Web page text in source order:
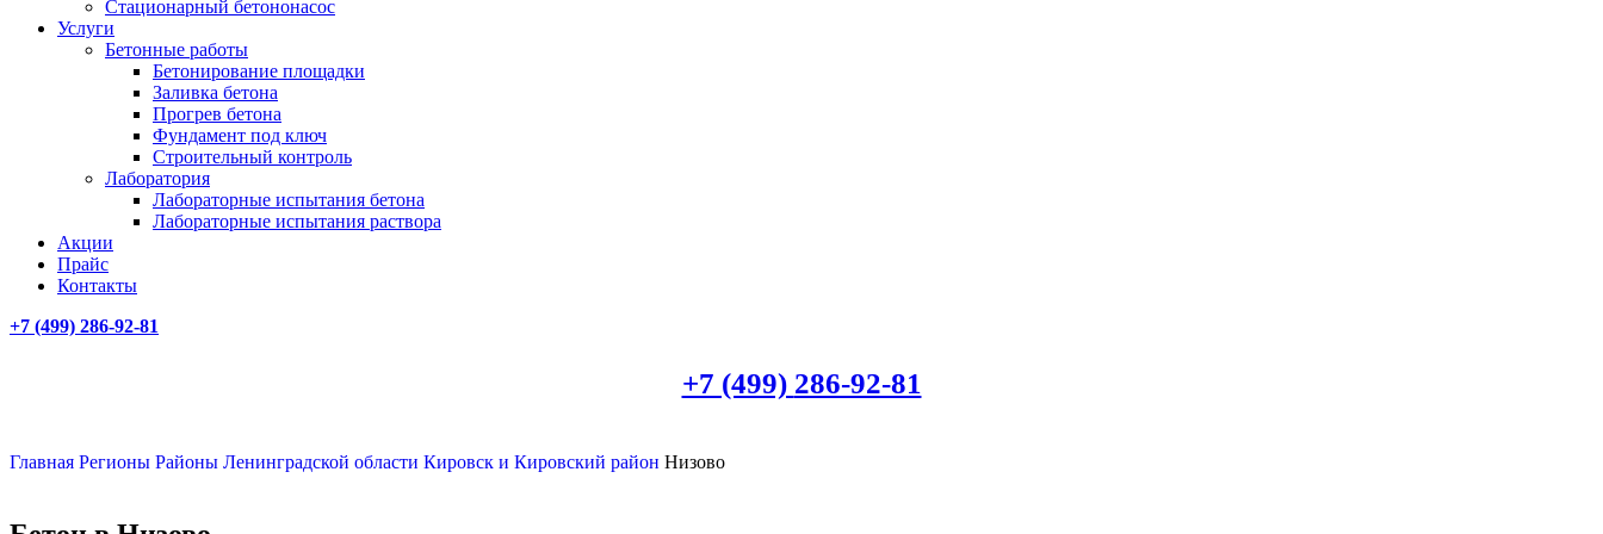
Стационарный бетононасос
Услуги
Бетонные работы
Бетонирование площадки
Заливка бетона
Прогрев бетона
Фундамент под ключ
Строительный контроль
Лаборатория
Лабораторные испытания бетона
Лабораторные испытания раствора
Акции
Прайс
Контакты
+7 (499) 286-92-81
+7 (499) 286-92-81
Главная Регионы Районы Ленинградской области Кировск и Кировский район Низово